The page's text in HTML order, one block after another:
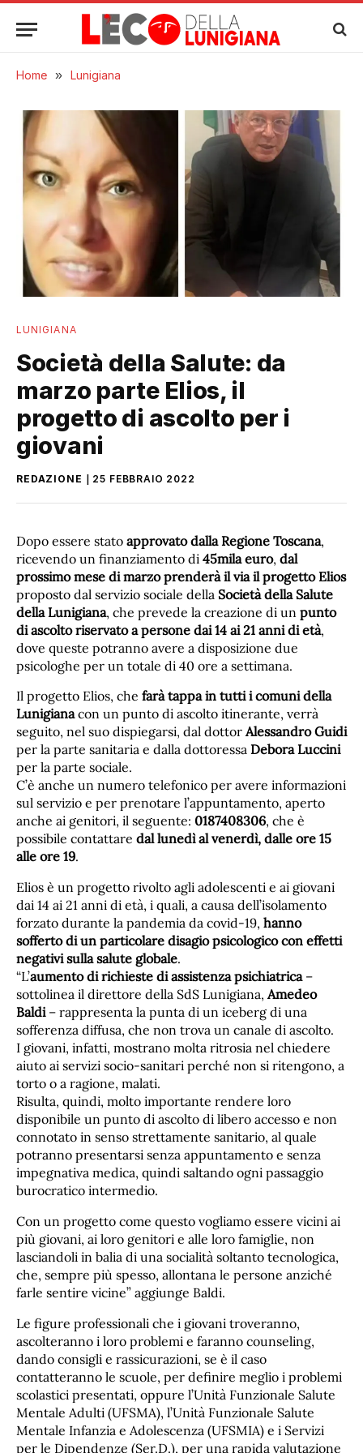
Home » Lunigiana
LUNIGIANA
Società della Salute: da
marzo parte Elios, il
progetto di ascolto per i
giovani
REDAZIONE 25 FEBBRAIO 2022
Dopo essere stato approvato dalla Regione Toscana,
ricevendo un finanziamento di 45mila euro, dal
prossimo mese di marzo prenderà il via il progetto Elios
proposto dal servizio sociale della Società della Salute
della Lunigiana, che prevede la creazione di un punto
di ascolto riservato a persone dai 14 ai 21 anni di età,
dove queste potranno avere a disposizione due
psicologhe per un totale di 40 ore a settimana.
Il progetto Elios, che farà tappa in tutti i comuni della
Lunigianacon un punto di ascolto itinerante, verrà
seguito, nel suo dispiegarsi, dal dottorAlessandro Guidi
per la parte sanitaria e dalla dottoressa Debora Luccini
per la parte sociale.
C’è anche un numero telefonico per avere informazioni
sul servizio e per prenotare l’appuntamento, aperto
anche ai genitori, il seguente: 0187408306, che è
possibile contattare dal lunedì al venerdì, dalle ore 15
alle ore 19.
Elios è un progetto rivolto agli adolescenti e ai giovani
dai 14 ai 21 anni di età, i quali, a causa dell’isolamento
forzato durante la pandemia da covid-19, hanno
sofferto di un particolare disagio psicologico con effetti
negativi sulla salute globale.
“L’aumento di richieste di assistenza psichiatrica–
sottolinea il direttore della SdS Lunigiana,Amedeo
Baldi – rappresenta la punta di un iceberg di una
sofferenza diffusa, che non trova un canale di ascolto.
I giovani, infatti, mostrano molta ritrosia nel chiedere
aiuto ai servizi socio-sanitari perché non si ritengono, a
torto o a ragione, malati.
Risulta, quindi, molto importante rendere loro
disponibile un punto di ascolto di libero accesso e non
connotato in senso strettamente sanitario, al quale
potranno presentarsi senza appuntamento e senza
impegnativa medica, quindi saltando ogni passaggio
burocratico intermedio.
Con un progetto come questo vogliamo essere vicini ai
più giovani, ai loro genitori e alle loro famiglie, non
lasciandoli in balia di una socialità soltanto tecnologica,
che, sempre più spesso, allontana le persone anziché
farle sentire vicine” aggiunge Baldi.
Le figure professionali che i giovani troveranno,
ascolteranno i loro problemi e faranno counseling,
dando consigli e rassicurazioni, se è il caso
contatteranno le scuole, per definire meglio i problemi
scolastici presentati, oppure l’Unità Funzionale Salute
Mentale Adulti (UFSMA), l’Unità Funzionale Salute
Mentale Infanzia e Adolescenza (UFSMIA) e i Servizi
per le Dipendenze (Ser.D.), per una rapida valutazione